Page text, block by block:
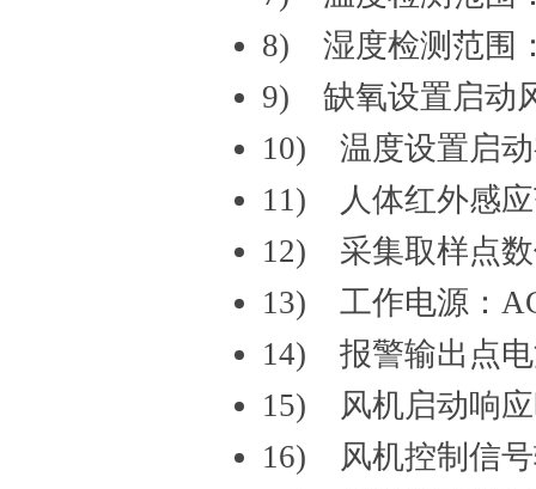
8) 湿度检测范围
9) 缺氧设置启动
10) 温度设置启动
11) 人体红外感应
12) 采集取样点
13) 工作电源：
14) 报警输出点电
15) 风机启动响应
16) 风机控制信号